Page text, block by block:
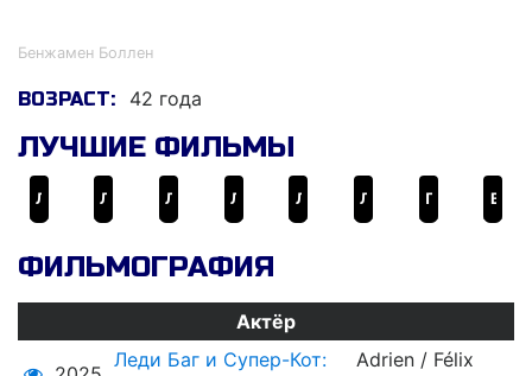
Бенжамен Боллен
ВОЗРАСТ: 42 года
ЛУЧШИЕ ФИЛЬМЫ
ФИЛЬМОГРАФИЯ
Актёр
Леди Баг и Супер-Кот:
Adrien / Félix